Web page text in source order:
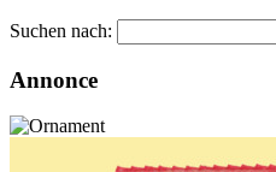
Suchen nach:
Annonce